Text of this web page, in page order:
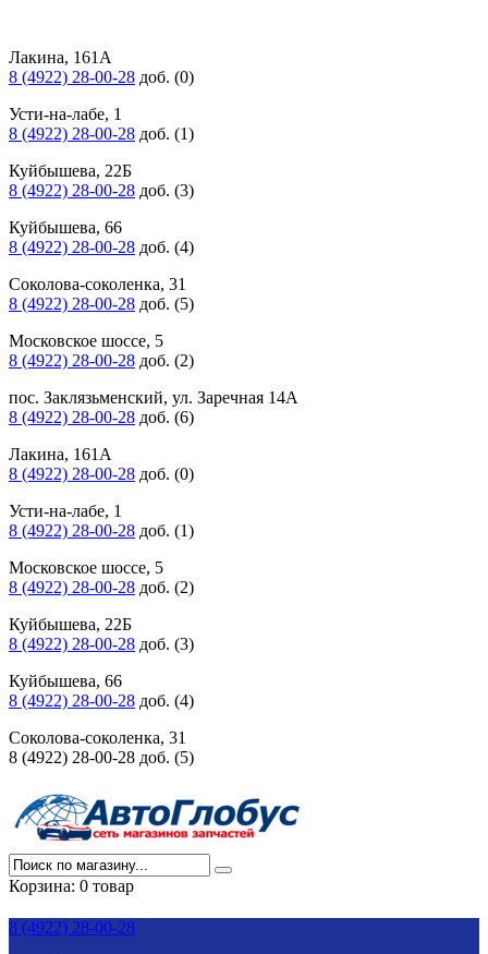
Лакина, 161А
8 (4922) 28-00-28 доб. (0)
Усти-на-лабе, 1
8 (4922) 28-00-28 доб. (1)
Куйбышева, 22Б
8 (4922) 28-00-28 доб. (3)
Куйбышева, 66
8 (4922) 28-00-28 доб. (4)
Соколова-соколенка, 31
8 (4922) 28-00-28 доб. (5)
Московское шоссе, 5
8 (4922) 28-00-28 доб. (2)
пос. Заклязьменский, ул. Заречная 14А
8 (4922) 28-00-28 доб. (6)
Лакина, 161А
8 (4922) 28-00-28 доб. (0)
Усти-на-лабе, 1
8 (4922) 28-00-28 доб. (1)
Московское шоссе, 5
8 (4922) 28-00-28 доб. (2)
Куйбышева, 22Б
8 (4922) 28-00-28 доб. (3)
Куйбышева, 66
8 (4922) 28-00-28 доб. (4)
Соколова-соколенка, 31
8 (4922) 28-00-28 доб. (5)
Корзина: 0 товар
8 (4922) 28-00-28